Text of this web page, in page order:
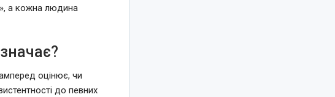
а кожна людина
оцінює, чи
до певних